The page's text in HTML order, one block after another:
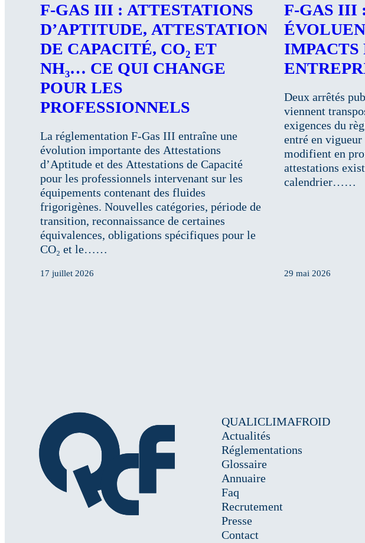
F-GAS III : ATTESTATIONS
D’APTITUDE, ATTESTATIONS
DE CAPACITÉ, CO₂ ET
NH₃… CE QUI CHANGE
POUR LES
PROFESSIONNELS
La réglementation F-Gas III entraîne une
évolution importante des Attestations
d’Aptitude et des Attestations de Capacité
pour les professionnels intervenant sur les
équipements contenant des fluides
frigorigènes. Nouvelles catégories, période de
transition, reconnaissance de certaines
équivalences, obligations spécifiques pour le
CO₂ et le……
17 juillet 2026
F-GAS III
IMPACTS
Deux arrêtés
viennent
exigences du
entré en vigueur
modifient en
attestations
calendrier……
29 mai 2026
QUALICLIMAFROID
Actualités
Réglementations
Glossaire
Annuaire
Faq
Recrutement
Presse
Contact